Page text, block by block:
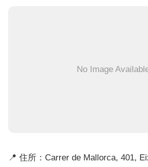
No Image
📍 住所：Carrer de Mallorca, 401,